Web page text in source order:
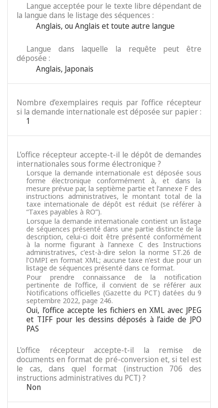
Langue acceptée pour le texte libre dépendant de
la langue dans le listage des séquences :
Anglais, ou Anglais et toute autre langue
Langue dans laquelle la requête peut être
déposée :
Anglais, Japonais
Nombre d’exemplaires requis par l’office récepteur
si la demande internationale est déposée sur papier :
1
L’office récepteur accepte-t-il le dépôt de demandes
internationales sous forme électronique ?
Lorsque la demande internationale est déposée sous
forme électronique conformément à, et dans la
mesure prévue par, la septième partie et l’annexe F des
instructions administratives, le montant total de la
taxe internationale de dépôt est réduit (se référer à
“Taxes payables à RO”).
Lorsque la demande internationale contient un listage
de séquences présenté dans une partie distincte de la
description, celui-ci doit être présenté conformément
à la norme figurant à l’annexe C des Instructions
administratives, c’est-à-dire selon la norme ST.26 de
l’OMPI en format XML; aucune taxe n’est due pour un
listage de séquences présenté dans ce format.
Pour prendre connaissance de la notification
pertinente de l’office, il convient de se référer aux
Notifications officielles (Gazette du PCT) datées du 9
septembre 2022, page 246.
Oui, l’office accepte les fichiers en XML avec JPEG
et TIFF pour les dessins déposés à l’aide de JPO
PAS
L'office récepteur accepte-t-il la remise de
documents en format de pré-conversion et, si tel est
le cas, dans quel format (instruction 706 des
instructions administratives du PCT) ?
Non